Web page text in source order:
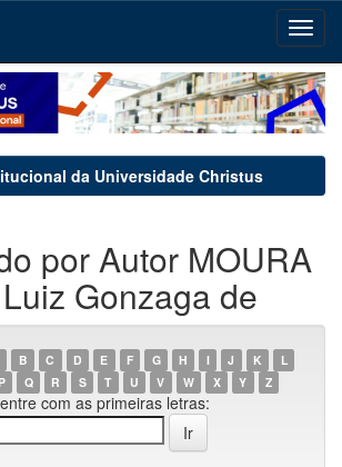
da Universidade Christus
por Autor MOURA
Gonzaga de
B C D E F G H I J K
L
P Q R S T U V W X Y Z
com as primeiras letras: